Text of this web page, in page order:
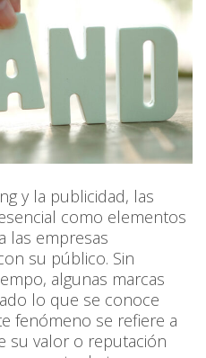
y la publicidad, las
como elementos
las empresas
su público. Sin
algunas marcas
lo que se conoce
fenómeno se refiere a
su valor o reputación